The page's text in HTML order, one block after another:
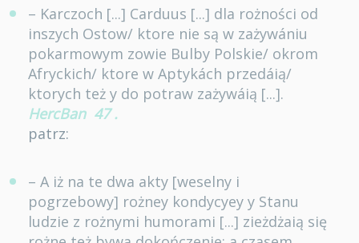
– Karczoch [...] Carduus [...] dla rożności od
inszych Ostow/ ktore nie są w zażywániu
pokarmowym zowie Bulby Polskie/ okrom
Afryckich/ ktore w Aptykách przedáią/
ktorych też y do potraw zażywáią [...].
HercBan 47 .
patrz:
– A iż na te dwa akty [weselny i
pogrzebowy] rożney kondycyey y Stanu
ludzie z rożnymi humorami [...] zieżdżaią się